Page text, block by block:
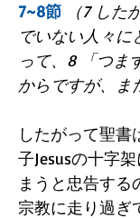
7~8節
（7 し
でいない人々に
って、8 「つま
からですが、ま
したがって聖
子Jesusの十字
まうと忠告する
宗教に走り過ぎ